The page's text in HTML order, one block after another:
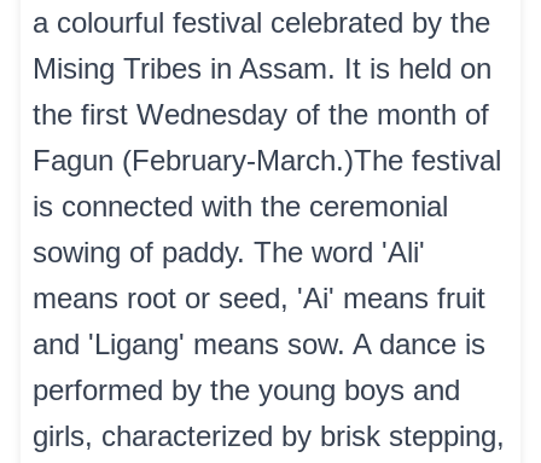
a colourful festival celebrated by the
Mising Tribes in Assam. It is held on
the first Wednesday of the month of
Fagun (February-March.)The festival
is connected with the ceremonial
sowing of paddy. The word 'Ali'
means root or seed, 'Ai' means fruit
and 'Ligang' means sow. A dance is
performed by the young boys and
girls, characterized by brisk stepping,